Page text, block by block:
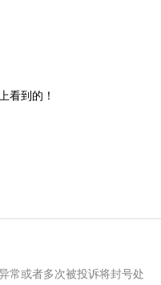
看到的！
常或者多次被投诉将封号处